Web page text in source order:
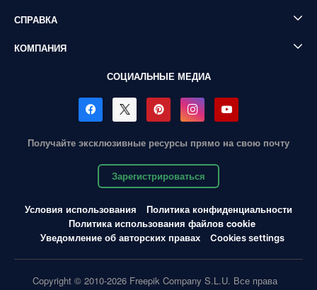
СПРАВКА
КОМПАНИЯ
СОЦИАЛЬНЫЕ МЕДИА
Получайте эксклюзивные ресурсы прямо на свою почту
Зарегистрироваться
Условия использования
Политика конфиденциальности
Политика использования файлов cookie
Уведомление об авторских правах
Cookies settings
Copyright © 2010-2026 Freepik Company S.L.U. Все права